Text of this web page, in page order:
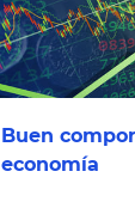
Buen
economía